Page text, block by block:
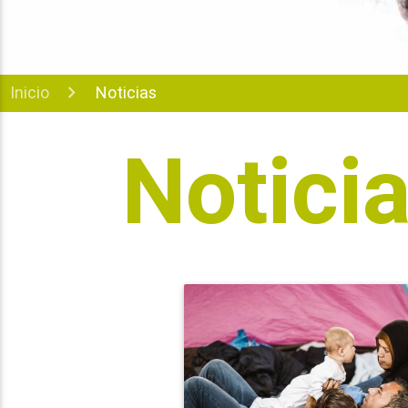
Inicio Noticias